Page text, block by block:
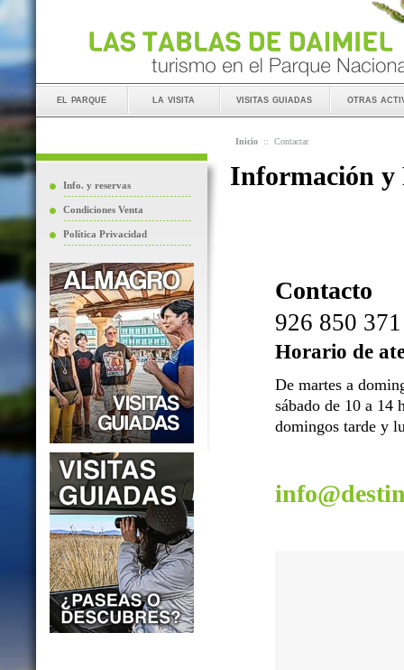
el parque la visita visitas guiadas otras
Info. y reservas
Condiciones Venta
Política Privacidad
Inicio :: Contactar
Información y
Contacto
926 850 371
Horario de
De martes a
sábado de 10 a 14
domingos tarde y